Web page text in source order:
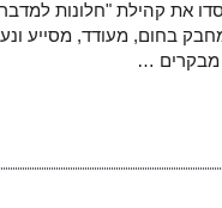
את קהילת "חלונות
מחבק בחום, מעודד, מסייע
…